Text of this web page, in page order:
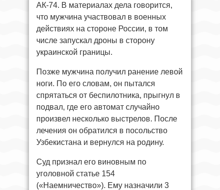
АК-74. В материалах дела говорится,
что мужчина участвовал в военных
действиях на стороне России, в том
числе запускал дроны в сторону
украинской границы.
Позже мужчина получил ранение левой
ноги. По его словам, он пытался
спрятаться от беспилотника, прыгнул в
подвал, где его автомат случайно
произвел несколько выстрелов. После
лечения он обратился в посольство
Узбекистана и вернулся на родину.
Суд признал его виновным по
уголовной статье 154
(«Наемничество»). Ему назначили 3